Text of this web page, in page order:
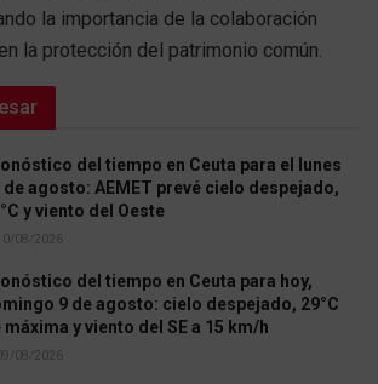
la importancia de la colaboración
la protección del patrimonio común.
del tiempo en Ceuta para el lunes
de agosto: AEMET prevé cielo despejado,
y viento del Oeste
10/08/2026
del tiempo en Ceuta para hoy,
9 de agosto: cielo despejado, 29°C
máxima y viento del SE a 15 km/h
09/08/2026